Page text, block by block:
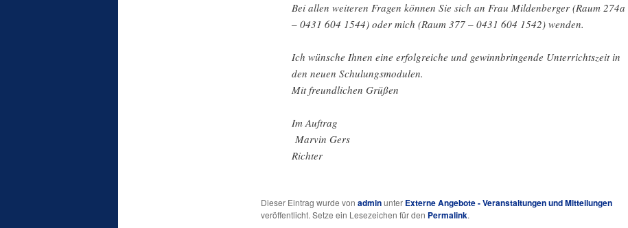
Bei allen weiteren Fragen können Sie sich an Frau Mildenberger (Raum 274a
– 0431 604 1544) oder mich (Raum 377 – 0431 604 1542) wenden.
Ich wünsche Ihnen eine erfolgreiche und gewinnbringende Unterrichtszeit in
den neuen Schulungsmodulen.
Mit freundlichen Grüßen
Im Auftrag
Marvin Gers
Richter
Dieser Eintrag wurde von adminunter Externe Angebote - Veranstaltungen und Mitteilungen
veröffentlicht. Setze ein Lesezeichen für den Permalink.